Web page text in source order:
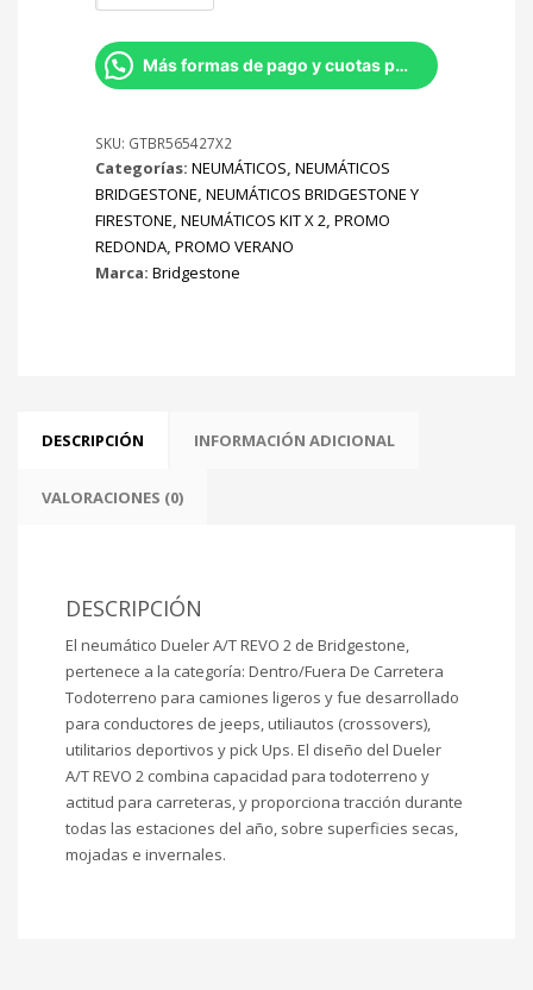
Dueler
A/T
REVO2
111H
X2
cantidad
Más formas de pago y cuotas por Whatsapp
SKU: GTBR565427X2
Categorías: NEUMÁTICOS, NEUMÁTICOS
BRIDGESTONE, NEUMÁTICOS BRIDGESTONE Y
FIRESTONE, NEUMÁTICOS KIT X 2, PROMO
REDONDA, PROMO VERANO
Marca: Bridgestone
DESCRIPCIÓN INFORMACIÓN ADICIONAL
VALORACIONES (0)
DESCRIPCIÓN
El neumático Dueler A/T REVO 2 de Bridgestone,
pertenece a la categoría: Dentro/Fuera De Carretera
Todoterreno para camiones ligeros y fue desarrollado
para conductores de jeeps, utiliautos (crossovers),
utilitarios deportivos y pick Ups. El diseño del Dueler
A/T REVO 2 combina capacidad para todoterreno y
actitud para carreteras, y proporciona tracción durante
todas las estaciones del año, sobre superficies secas,
mojadas e invernales.